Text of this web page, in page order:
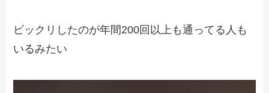
ビックリしたのが年間200回以上も通ってる人も
いるみたい